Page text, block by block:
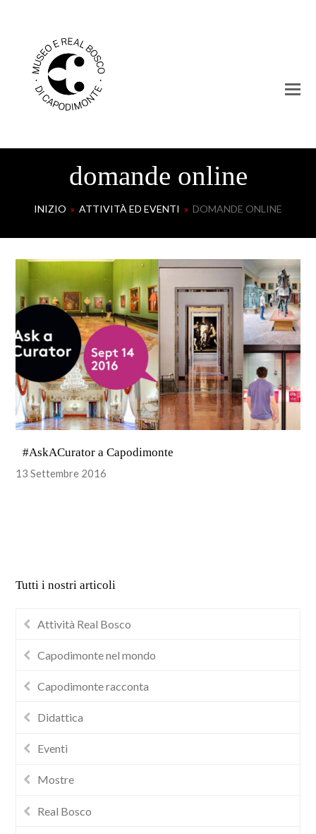
domande online
INIZIO » ATTIVITÀ ED EVENTI » DOMANDE ONLINE
#AskACurator a Capodimonte
13 Settembre 2016
Tutti i nostri articoli
Attività Real Bosco
Capodimonte nel mondo
Capodimonte racconta
Didattica
Eventi
Mostre
Real Bosco